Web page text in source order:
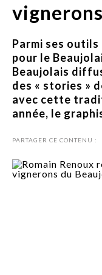
Parmi ses
pour le
Beaujolais
des « stories »
avec cette
année, le
PARTAGER CE CONTENU :